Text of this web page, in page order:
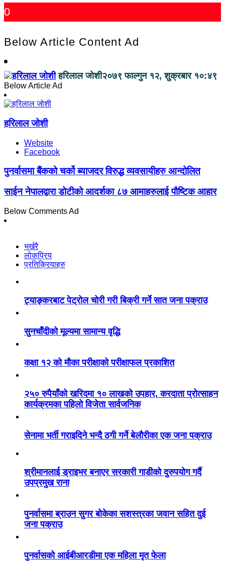
0
Below Article Content Ad
हरिलाल जोशी२०७९ फाल्गुन १२, शुक्रबार १०:४९
Below Article Ad
हरिलाल जोशी
Website
Facebook
पुनर्वासमा बैंकको चर्को ब्याजदर विरुद्ध व्यवसायीहरु आन्दोलित
साईन नेपालद्वारा डोटीको आदर्शका ८७ आमाहरुलाई पौष्टिक आहार
Below Comments Ad
भर्खरै
लोकप्रिय
प्रतिक्रियाहरु
ट्याङ्करबाट पेट्रोल चोरी गरी बिक्री गर्ने सात जना पक्राउ
सुनचाँदीको मूल्यमा सामान्य वृद्धि
कक्षा १२ को मौका परीक्षाको परीक्षाफल प्रकाशित
२५० रुपैयाँको खरिदमा १० लाखको उपहार, करदाता प्रोत्साहन
कार्यक्रमका पहिलो विजेता सार्वजनिक
सेनामा भर्ती गराइदिने भन्दै ठगी गर्ने बेलौरीका एक जना पक्राउ
श्रीमानलाई ड्राइभर बनाएर सरकारी गाडीको दुरुपयोग गर्दै
उपप्रमुख राना
पुनर्वासमा ब्राउन सुगर बोकेका सशस्त्रका जवान सहित दुई
जना पक्राउ
पुनर्वासको आईबीआरडीमा एक महिला मृत फेला